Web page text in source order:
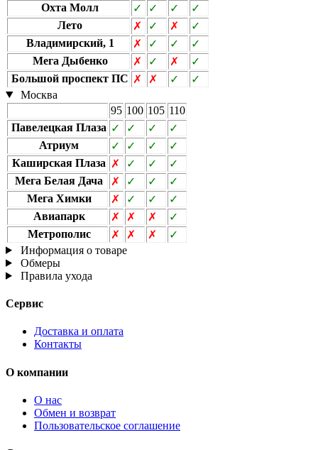
Охта Молл
✓ ✓ ✓
✓
Лето
✗ ✓ ✗
✓
Владимирский, 1
✗ ✓ ✓
✓
Мега Дыбенко
✗ ✓ ✗
✓
Большой проспект ПС ✗ ✗ ✓
✓
Москва
95 100 105 110
Павелецкая Плаза ✓ ✓ ✓
✓
Атриум
✓ ✓ ✓
✓
Каширская Плаза ✗ ✓ ✓
✓
Мега Белая Дача
✗ ✓ ✓
✓
Мега Химки
✗ ✓ ✓
✓
Авиапарк
✗ ✗ ✗
✓
Метрополис
✗ ✗ ✗
✓
Информация о товаре
Обмеры
Правила ухода
Сервис
Доставка и оплата
Контакты
О компании
О нас
Обмен и возврат
Пользовательское соглашение